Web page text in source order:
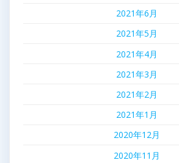
2021年6月
2021年5月
2021年4月
2021年3月
2021年2月
2021年1月
2020年12月
2020年11月